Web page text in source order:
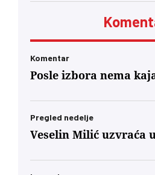
Komentar
Posle izbora nema
Pregled nedelje
Veselin Milić uzvraća